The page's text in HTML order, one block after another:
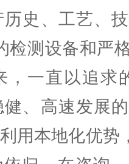
史、工艺、
检测设备和严
，一直以追求
、高速发展
用本地化优势